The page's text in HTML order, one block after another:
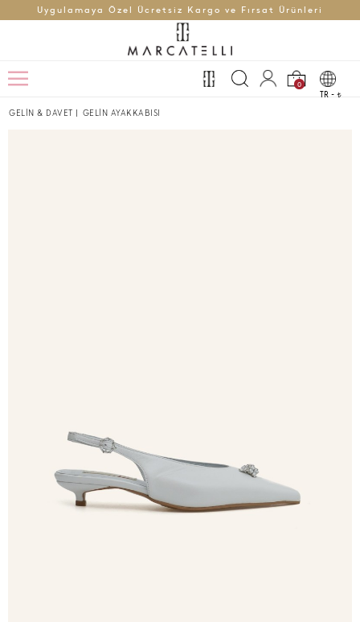
Uygulamaya Özel Ücretsiz Kargo ve Fırsat Ürünleri
0
TR - t
GELİN & DAVET | GELİN AYAKKABISI